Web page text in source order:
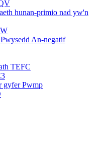
hunan-primio nad yw'n
An-negatif
TEFC
gyfer Pwmp